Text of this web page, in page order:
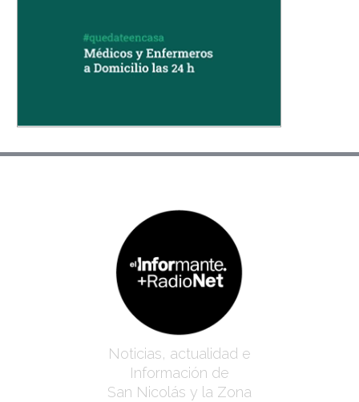
Noticias, actualidad e
Información de
San Nicolás y la Zona